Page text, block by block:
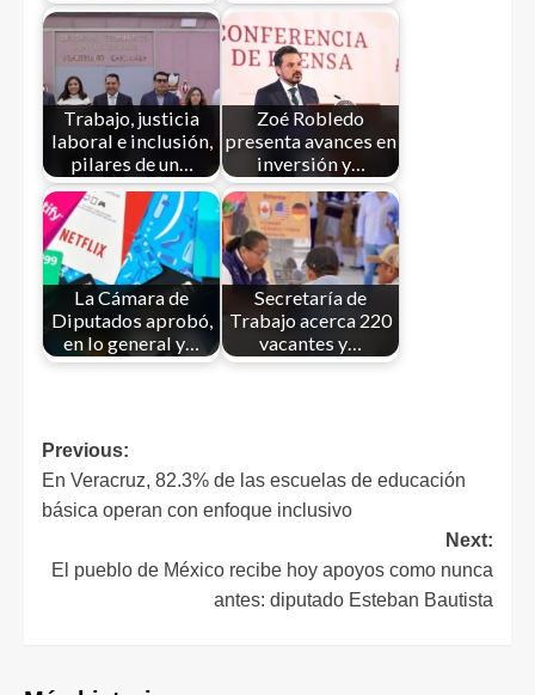
Trabajo, justicia
laboral e inclusión,
pilares de un…
Zoé Robledo
presenta avances en
inversión y…
La Cámara de
Diputados aprobó,
en lo general y…
Secretaría de
Trabajo acerca 220
vacantes y…
Previous:
En Veracruz, 82.3% de las escuelas de educación
básica operan con enfoque inclusivo
Next:
El pueblo de México recibe hoy apoyos como nunca
antes: diputado Esteban Bautista